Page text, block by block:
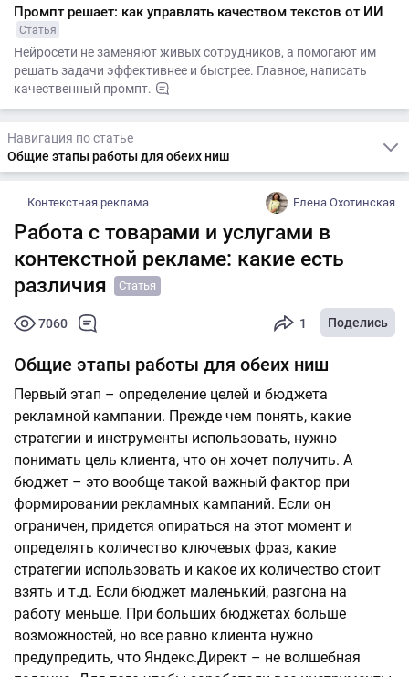
Промпт решает: как управлять качеством текстов от ИИ
Статья
Нейросети не заменяют живых сотрудников, а помогают им
решать задачи эффективнее и быстрее. Главное, написать
качественный промпт.
Навигация по статье
Общие этапы работы для обеих ниш
Контекстная реклама Елена Охотинская
Работа с товарами и услугами в
контекстной рекламе: какие есть
различия
Статья
7060 1 Поделись
Общие этапы работы для обеих ниш
Первый этап – определение целей и бюджета
рекламной кампании. Прежде чем понять, какие
стратегии и инструменты использовать, нужно
понимать цель клиента, что он хочет получить. А
бюджет – это вообще такой важный фактор при
формировании рекламных кампаний. Если он
ограничен, придется опираться на этот момент и
определять количество ключевых фраз, какие
стратегии использовать и какое их количество стоит
взять и т.д. Если бюджет маленький, разгона на
работу меньше. При больших бюджетах больше
возможностей, но все равно клиента нужно
предупредить, что Яндекс.Директ – не волшебная